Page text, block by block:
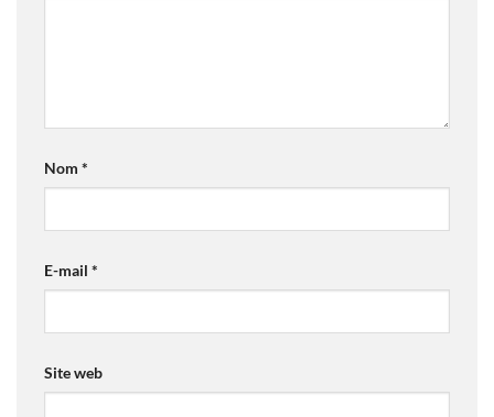
Nom *
E-mail *
Site web